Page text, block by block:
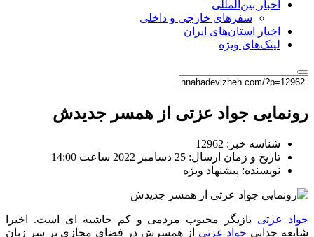
اخبار بین‌المللی
سفرهای خارجی و داخلی
اخبار استان‌های ایران
لینک‌های ویژه
رونمایی جواد عزتی از همسر جدیدش
شناسه خبر: 12962
تاریخ و زمان ارسال: 25 دسامبر 2022 ساعت 14:00
نویسنده: پیشنهاد ویژه
جواد عزتی بازیگر محبوب مردمی و کم حاشیه ای است. اخیرا
شایعه جدایی جواد عزتی از همسرش در فضای مجازی بر سر زبان